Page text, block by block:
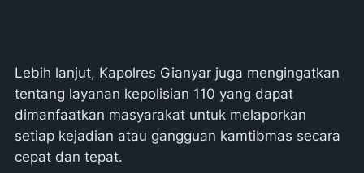
Lebih lanjut, Kapolres Gianyar juga mengingatkan
tentang layanan kepolisian 110 yang dapat
dimanfaatkan masyarakat untuk melaporkan
setiap kejadian atau gangguan kamtibmas secara
cepat dan tepat.